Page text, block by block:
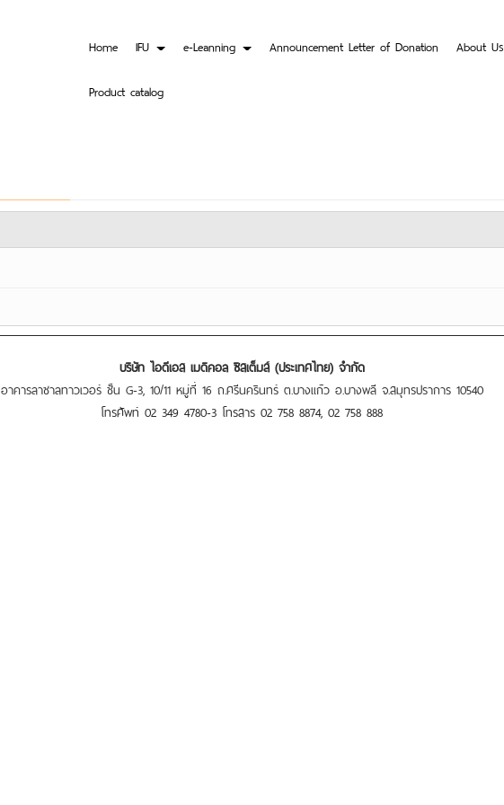
Home IFU e-Leanning Announcement Letter of Donation About Us
Product catalog
บริษัท ไอดีเอส เมดิคอล ซิสเต็มส์ (ประเทศไทย) จำกัด
อาคารลาซาลทาวเวอร์ ชั้น G-3, 10/11 หมู่ที่ 16 ถ.ศรีนครินทร์ ต.บางแก้ว อ.บางพลี จ.สมุทรปราการ 10540
โทรศัพท์ 02 349 4780-3 โทรสาร 02 758 8874, 02 758 888